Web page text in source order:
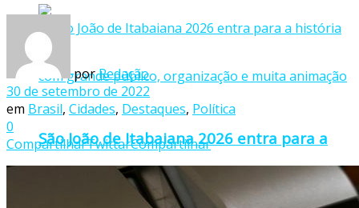
São João de Itabaiana 2026 entra para a
história com grande público, organização e
porRedação
30 de setembro de 2022
em Brasil, Cidades, Destaques, Política
0
CompartilharTwittarCompartilhar